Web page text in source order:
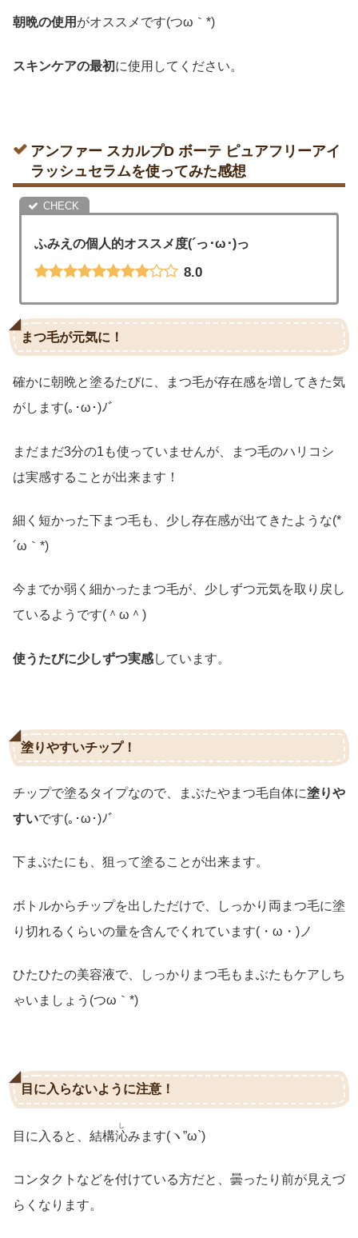
朝晩の使用 がオススメです(つω｀*)
スキンケアの最初に使用してください。
アンファー スカルプD ボーテ ピュアフリーアイ
ラッシュセラムを使ってみた感想
ふみえの個人的オススメ度(´っ･ω･)っ
8.0
まつ毛が元気に！
確かに朝晩と塗るたびに、まつ毛が存在感を増してきた気
がします(｡･ω･)ﾉﾞ
まだまだ3分の1も使っていませんが、まつ毛のハリコシ
は実感することが出来ます！
細く短かった下まつ毛も、少し存在感が出てきたような(*
´ω｀*)
今までか弱く細かったまつ毛が、少しずつ元気を取り戻し
ているようです(＾ω＾)
使うたびに少しずつ実感しています。
塗りやすいチップ！
チップで塗るタイプなので、まぶたやまつ毛自体に塗りや
すいです(｡･ω･)ﾉﾞ
下まぶたにも、狙って塗ることが出来ます。
ボトルからチップを出しただけで、しっかり両まつ毛に塗
り切れるくらいの量を含んでくれています(・ω・)ノ
ひたひたの美容液で、しっかりまつ毛もまぶたもケアしち
ゃいましょう(つω｀*)
目に入らないように注意！
目に入ると、結構沁
し
みます(ヽ”ω`)
コンタクトなどを付けている方だと、曇ったり前が見えづ
らくなります。